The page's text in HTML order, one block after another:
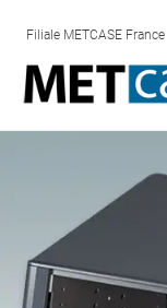
Filiale METCASE France